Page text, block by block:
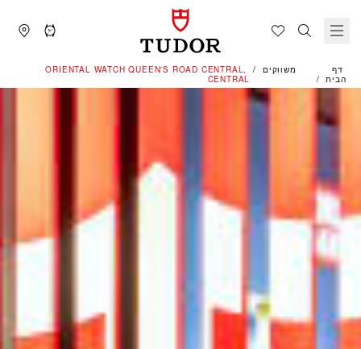
דף
הבית
משווקים
‭ORIENTAL WATCH QUEEN'S ROAD CENTRAL,
CENTRAL‬